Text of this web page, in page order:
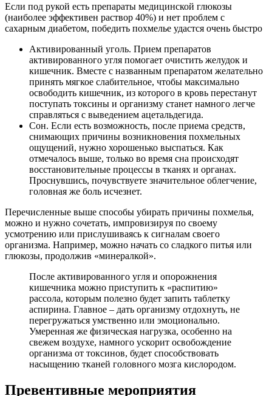
Если под рукой есть препараты медицинской глюкозы
(наиболее эффективен раствор 40%) и нет проблем с
сахарным диабетом, победить похмелье удастся очень быстро
Активированный уголь. Прием препаратов
активированного угля помогает очистить желудок и
кишечник. Вместе с названным препаратом желательно
принять мягкое слабительное, чтобы максимально
освободить кишечник, из которого в кровь перестанут
поступать токсины и организму станет намного легче
справляться с выведением ацетальдегида.
Сон. Если есть возможность, после приема средств,
снимающих причины возникновения похмельных
ощущений, нужно хорошенько выспаться. Как
отмечалось выше, только во время сна происходят
восстановительные процессы в тканях и органах.
Проснувшись, почувствуете значительное облегчение,
головная же боль исчезнет.
Перечисленные выше способы убирать причины похмелья,
можно и нужно сочетать, импровизируя по своему
усмотрению или прислушиваясь к сигналам своего
организма. Например, можно начать со сладкого питья или
глюкозы, продолжив «минералкой».
После активированного угля и опорожнения
кишечника можно приступить к «распитию»
рассола, которым полезно будет запить таблетку
аспирина. Главное – дать организму отдохнуть, не
перегружаться умственно или эмоционально.
Умеренная же физическая нагрузка, особенно на
свежем воздухе, намного ускорит освобождение
организма от токсинов, будет способствовать
насыщению тканей головного мозга кислородом.
Превентивные мероприятия